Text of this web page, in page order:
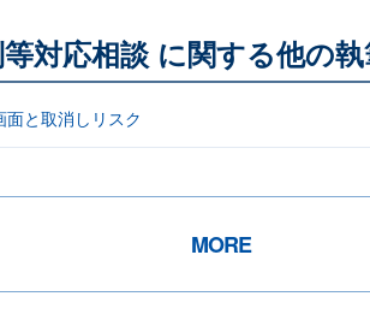
対応相談 に関する他の
と取消しリスク
MORE